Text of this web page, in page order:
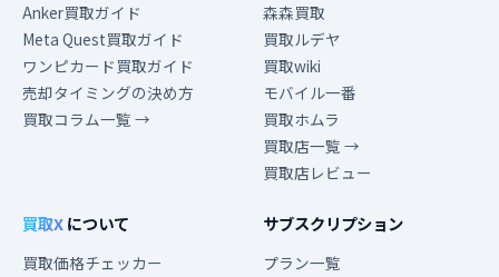
Anker買取ガイド
Meta Quest買取ガイド
ワンピカード買取ガイド
売却タイミングの決め方
買取コラム一覧 →
森森買取
買取ルデヤ
買取wiki
モバイル一番
買取ホムラ
買取店一覧 →
買取店レビュー
買取Xについて
買取価格チェッカー
サブスクリプション
プラン一覧